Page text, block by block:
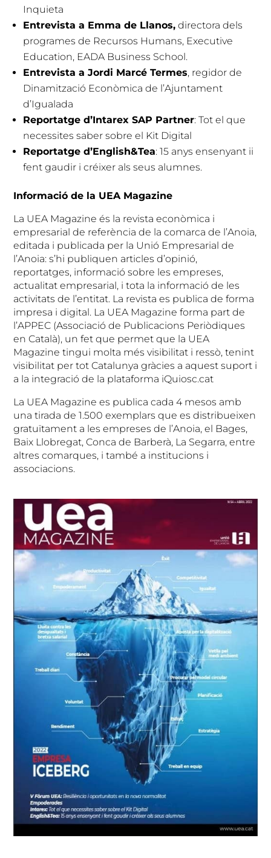
Inquieta
Entrevista a Emma de Llanos, directora dels
programes de Recursos Humans, Executive
Education, EADA Business School.
Entrevista a Jordi Marcé Termes, regidor de
Dinamització Econòmica de l’Ajuntament
d’Igualada
Reportatge d’Intarex SAP Partner: Tot el que
necessites saber sobre el Kit Digital
Reportatge d’English&Tea: 15 anys ensenyant ii
fent gaudir i créixer als seus alumnes.
Informació de la UEA Magazine
La UEA Magazine és la revista econòmica i
empresarial de referència de la comarca de l’Anoia,
editada i publicada per la Unió Empresarial de
l’Anoia: s’hi publiquen articles d’opinió,
reportatges, informació sobre les empreses,
actualitat empresarial, i tota la informació de les
activitats de l’entitat. La revista es publica de forma
impresa i digital. La UEA Magazine forma part de
l’APPEC (Associació de Publicacions Periòdiques
en Català), un fet que permet que la UEA
Magazine tingui molta més visibilitat i ressò, tenint
visibilitat per tot Catalunya gràcies a aquest suport i
a la integració de la plataforma iQuiosc.cat
La UEA Magazine es publica cada 4 mesos amb
una tirada de 1.500 exemplars que es distribueixen
gratuïtament a les empreses de l’Anoia, el Bages,
Baix Llobregat, Conca de Barberà, La Segarra, entre
altres comarques, i també a institucions i
associacions.